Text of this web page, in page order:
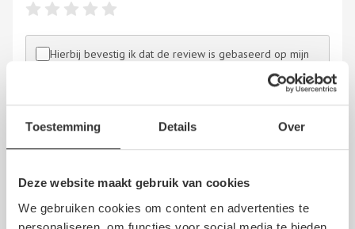
Toestemming Details Over
Deze website maakt gebruik van cookies
We gebruiken cookies om content en advertenties te
Hierbij bevestig ik dat de review is gebaseerd op mijn
eigen ervaring en ik heb geen vergoeding en/of andere
giften, direct dan wel indirect, ontvangen van een
persoon dan wel derden, om dit bedrijf te beoordelen.
Op het schrijven van een beoordeling zijn de
algemene